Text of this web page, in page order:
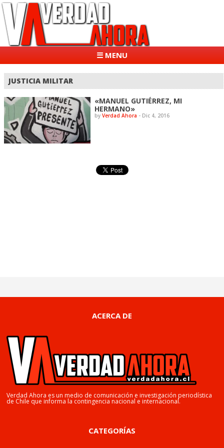
☰ MENU
JUSTICIA MILITAR
«MANUEL GUTIÉRREZ, MI
HERMANO»
byVerdad Ahora - Dic 4, 2016
ACERCA DE
Verdad Ahora es un medio de comunicación e investigación periodística
de Chile que informa la contingencia nacional e internacional.
CATEGORÍAS